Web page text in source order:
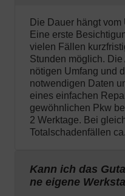
Die Dauer hängt
Eine erste
vielen Fällen
Stunden möglich.
nötigen Umfang und
notwendigen Daten
eines einfachen
gewöhnlichen Pkw
2 Werktage. Bei
Totalschadenfällen
Kann ich das
ne eigene